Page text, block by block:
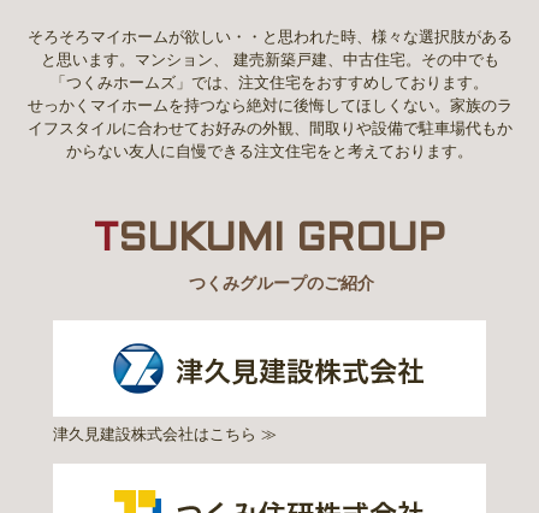
そろそろマイホームが欲しい・・と思われた時、様々な選択肢がある
と思います。マンション、 建売新築戸建、中古住宅。その中でも
「つくみホームズ」では、注文住宅をおすすめしております。
せっかくマイホームを持つなら絶対に後悔してほしくない。家族のラ
イフスタイルに合わせてお好みの外観、間取りや設備で駐車場代もか
からない友人に自慢できる注文住宅をと考えております。
TSUKUMI GROUP
つくみグループのご紹介
津久見建設株式会社はこちら ≫